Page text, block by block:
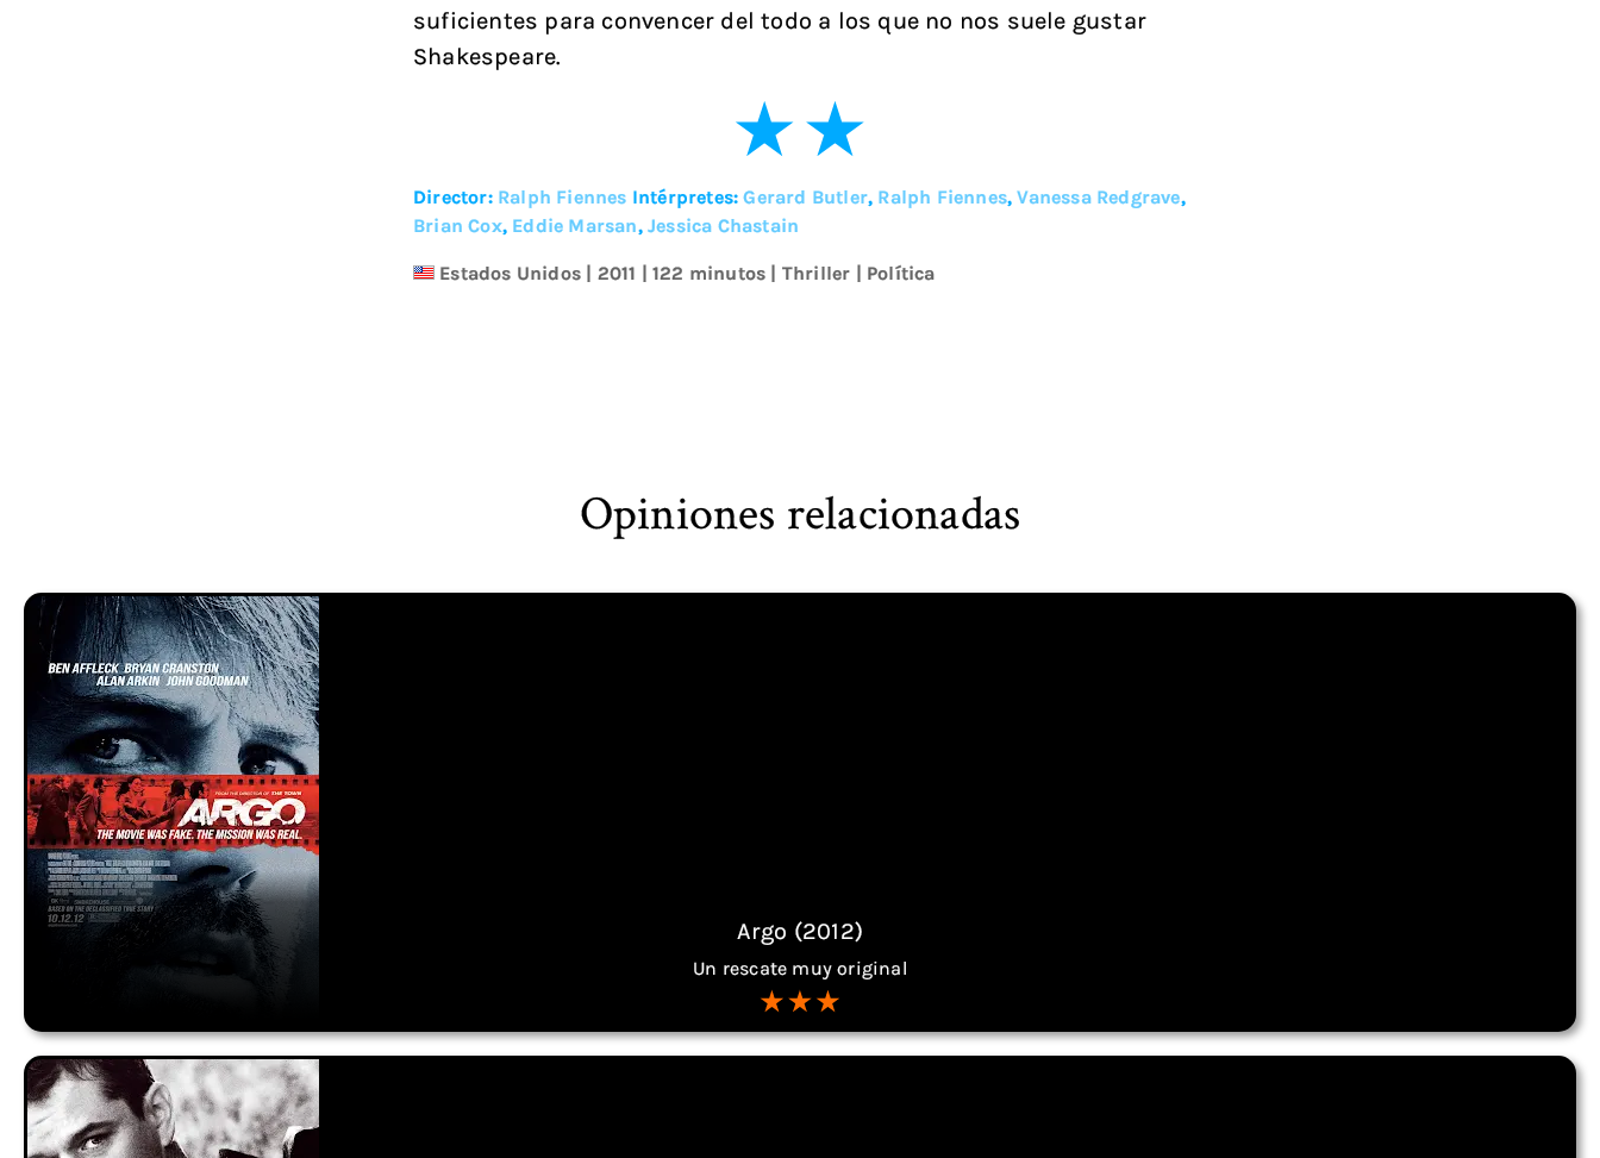
suficientes para convencer del todo a los que no nos suele gustar
Shakespeare.
Director: Ralph Fiennes Intérpretes:Gerard Butler, Ralph Fiennes,Vanessa Redgrave,
Brian Cox, Eddie Marsan,Jessica Chastain
Estados Unidos 2011 | 122 minutos Thriller Política
Opiniones relacionadas
Argo (2012)
Un rescate muy original